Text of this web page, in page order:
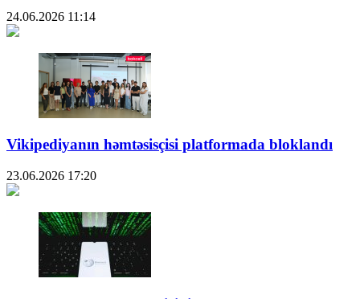
24.06.2026 11:14
Vikipediyanın həmtəsisçisi platformada bloklandı
23.06.2026 17:20